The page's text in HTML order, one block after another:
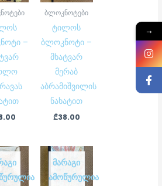
–
ბლოკნოტები
ტილოს
ბლოკნოტი –
მხატვარ
მერაბ
აბრამიშვილის
ნახატით
₾38.00
ᲛᲐᲠᲐᲒᲘ
ᲐᲛᲝᲬᲣᲠᲣᲚᲘᲐ
→